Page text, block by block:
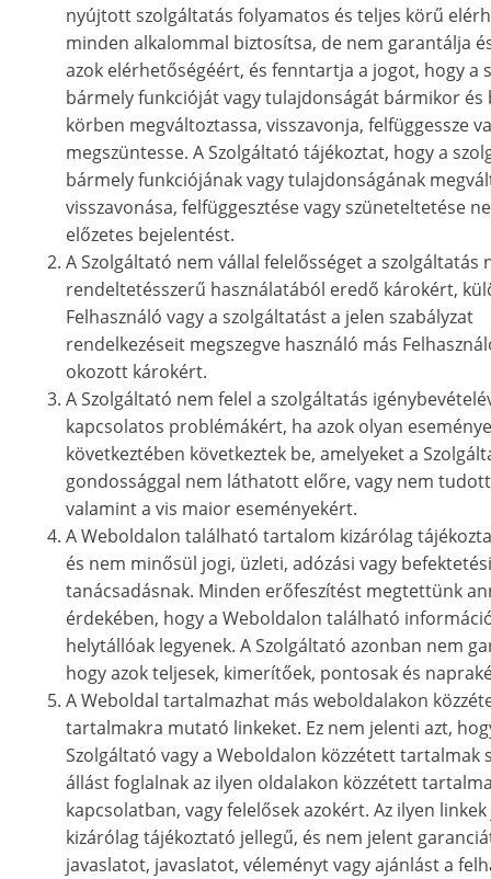
nyújtott szolgáltatás folyamatos és teljes körű
minden alkalommal biztosítsa, de nem garantálja
azok elérhetőségéért, és fenntartja a jogot, hogy a
bármely funkcióját vagy tulajdonságát bármikor és
körben megváltoztassa, visszavonja, felfüggessze
megszüntesse. A Szolgáltató tájékoztat, hogy a
bármely funkciójának vagy tulajdonságának
visszavonása, felfüggesztése vagy szüneteltetése
előzetes bejelentést.
A Szolgáltató nem vállal felelősséget a szolgáltatás
rendeltetésszerű használatából eredő károkért,
Felhasználó vagy a szolgáltatást a jelen szabályzat
rendelkezéseit megszegve használó más
okozott károkért.
A Szolgáltató nem felel a szolgáltatás
kapcsolatos problémákért, ha azok olyan
következtében következtek be, amelyeket a
gondossággal nem láthatott előre, vagy nem
valamint a vis maior eseményekért.
A Weboldalon található tartalom kizárólag
és nem minősül jogi, üzleti, adózási vagy befektetési
tanácsadásnak. Minden erőfeszítést megtettünk
érdekében, hogy a Weboldalon található
helytállóak legyenek. A Szolgáltató azonban nem
hogy azok teljesek, kimerítőek, pontosak és
A Weboldal tartalmazhat más weboldalakon
tartalmakra mutató linkeket. Ez nem jelenti azt,
Szolgáltató vagy a Weboldalon közzétett tartalmak
állást foglalnak az ilyen oldalakon közzétett
kapcsolatban, vagy felelősek azokért. Az ilyen
kizárólag tájékoztató jellegű, és nem jelent
javaslatot, javaslatot, véleményt vagy ajánlást a